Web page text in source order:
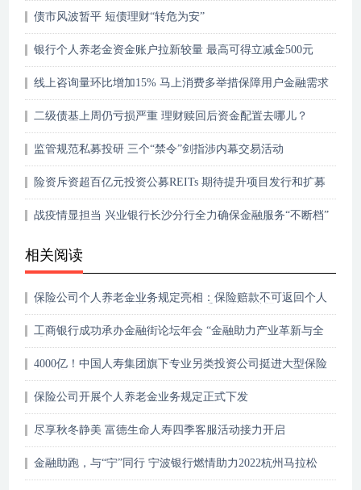
债市风波暂平 短债理财“转危为安”
银行个人养老金资金账户拉新较量 最高可得立减金500元
线上咨询量环比增加15% 马上消费多举措保障用户金融需求
二级债基上周仍亏损严重 理财赎回后资金配置去哪儿？
监管规范私募投研 三个“禁令”剑指涉内幕交易活动
险资斥资超百亿元投资公募REITs 期待提升项目发行和扩募
战疫情显担当 兴业银行长沙分行全力确保金融服务“不断档”
相关阅读
保险公司个人养老金业务规定亮相：保险赔款不可返回个人
工商银行成功承办金融街论坛年会 “金融助力产业革新与全
4000亿！中国人寿集团旗下专业另类投资公司挺进大型保险
保险公司开展个人养老金业务规定正式下发
尽享秋冬静美 富德生命人寿四季客服活动接力开启
金融助跑，与“宁”同行 宁波银行燃情助力2022杭州马拉松